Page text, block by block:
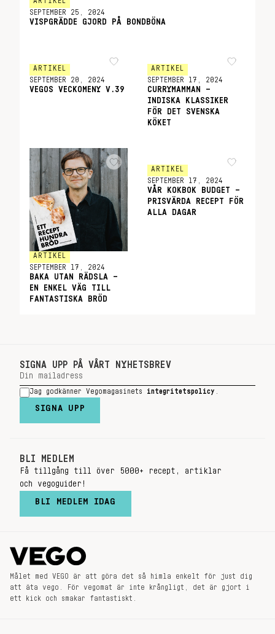
SEPTEMBER 25, 2024
VISPGRÄDDE GJORD PÅ BONDBÖNA
ARTIKEL
SEPTEMBER 20, 2024
VEGOS VECKOMENY V.39
ARTIKEL
SEPTEMBER 17, 2024
CURRYMAMMAN –
INDISKA KLASSIKER
FÖR DET SVENSKA
KÖKET
ARTIKEL
SEPTEMBER 17, 2024
BAKA UTAN RÄDSLA –
EN ENKEL VÄG TILL
FANTASTISKA BRÖD
ARTIKEL
SEPTEMBER 17, 2024
VÅR KOKBOK BUDGET –
PRISVÄRDA RECEPT FÖR
ALLA DAGAR
SIGNA UPP PÅ VÅRT NYHETSBREV
Jag godkänner Vegomagasinets integritetspolicy
SIGNA UPP
BLI MEDLEM
Få tillgång till över 5000+ recept, artiklar
och vegoguider!
BLI MEDLEM IDAG
Målet med VEGO är att göra det så himla enkelt för just dig
att äta vego. För vegomat är inte krångligt, det är gjort i
ett kick och smakar fantastiskt.